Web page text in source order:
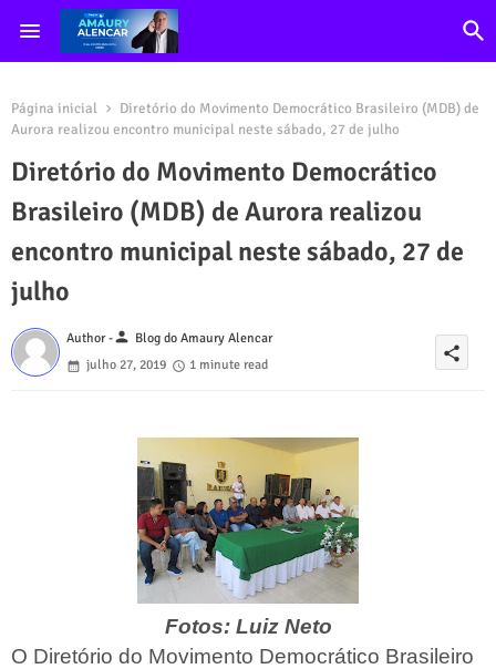
Página inicial
Diretório do Movimento Democrático Brasileiro (MDB) de
Aurora realizou encontro municipal neste sábado, 27 de julho
Diretório do Movimento Democrático
Brasileiro (MDB) de Aurora realizou
encontro municipal neste sábado, 27 de
julho
Author -person Blog do Amaury Alencar
julho 27, 2019
1 minute read
share
Fotos: Luiz Neto
O Diretório do Movimento Democrático Brasileiro